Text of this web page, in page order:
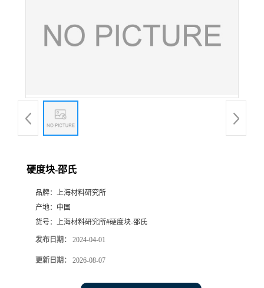
硬度块-邵氏
品牌： 上海材料研究所
产地： 中国
货号： 上海材料研究所#硬度块-邵氏
发布日期： 2024-04-01
更新日期： 2026-08-07